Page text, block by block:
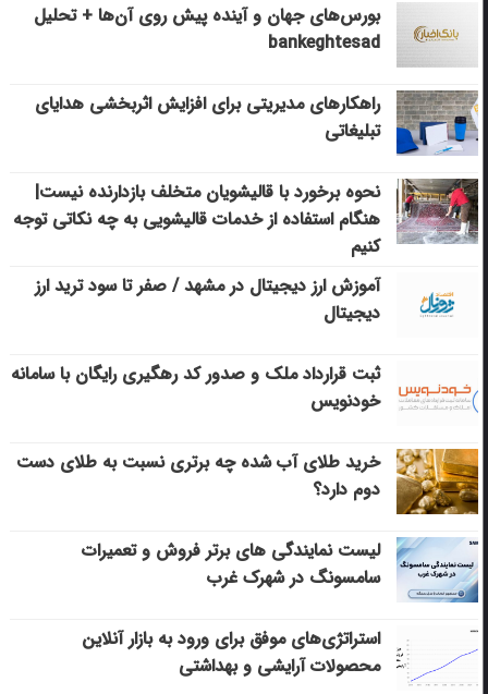
بورس‌های جهان و آینده پیش روی آن‌ها + تحلیل
bankeghtesad
راهکارهای مدیریتی برای افزایش اثربخشی هدایای
تبلیغاتی
نحوه برخورد با قالیشویان متخلف بازدارنده نیست|
هنگام استفاده از خدمات قالیشویی به چه نکاتی توجه
کنیم
آموزش ارز دیجیتال در مشهد / صفر تا سود ترید ارز
دیجیتال
ثبت قرارداد ملک و صدور کد رهگیری رایگان با سامانه
خودنویس
خرید طلای آب شده چه برتری نسبت به طلای دست
دوم دارد؟
لیست نمایندگی های برتر فروش و تعمیرات
سامسونگ در شهرک غرب
استراتژی‌های موفق برای ورود به بازار آنلاین
محصولات آرایشی و بهداشتی